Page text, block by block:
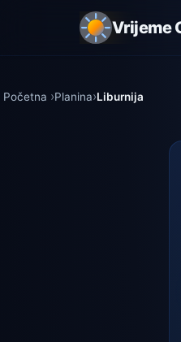
Vrijeme
Početna Planina Liburnija